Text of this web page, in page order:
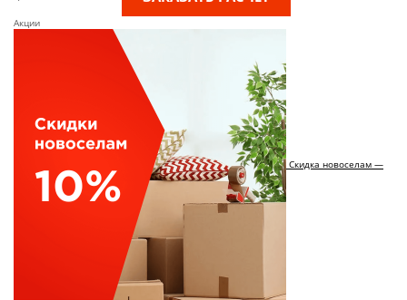
Акции
Скидка новоселам —